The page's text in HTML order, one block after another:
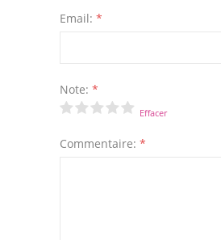
Email: *
Note: *
Effacer
Commentaire: *